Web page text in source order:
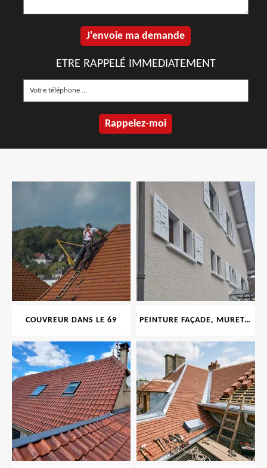
ETRE RAPPELÉ IMMEDIATEMENT
COUVREUR DANS LE 69 PEINTURE FAÇADE, MURET, TOITURE, BOISERIE, FERRONERIE, GOUTTIÈRE 69